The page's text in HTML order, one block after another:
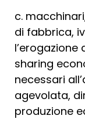
c.
di fabbrica,
l’erogazione
sharing
necessari
agevolata,
produzione